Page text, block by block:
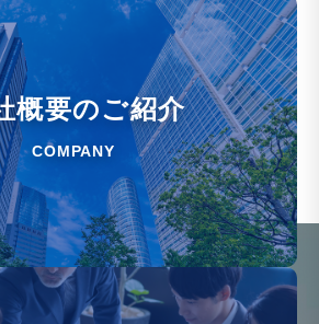
概要のご紹介
COMPANY